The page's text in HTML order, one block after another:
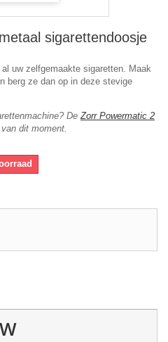
sigarettendoosje
uw zelfgemaakte sigaretten. Maak
berg ze dan op in deze stevige
DeZorr Powermatic 2
dit moment.